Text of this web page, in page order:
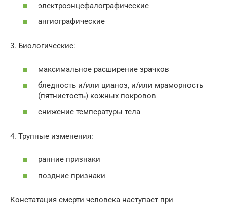
электроэнцефалографические
ангиографические
3. Биологические:
максимальное расширение зрачков
бледность и/или цианоз, и/или мраморность
(пятнистость) кожных покровов
снижение температуры тела
4. Трупные изменения:
ранние признаки
поздние признаки
Констатация смерти человека наступает при